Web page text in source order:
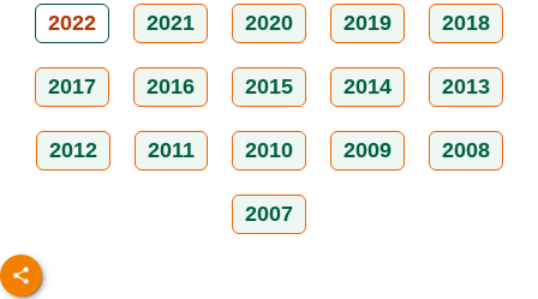
2022 2021 2020 2019 2018
2017 2016 2015 2014 2013
2012 2011 2010 2009 2008
2007